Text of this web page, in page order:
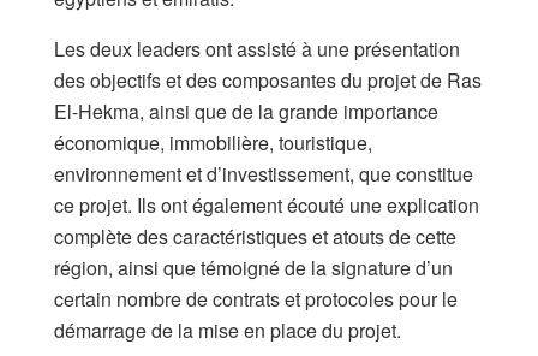
Les deux leaders ont assisté à une présentation
des objectifs et des composantes du projet de Ras
El-Hekma, ainsi que de la grande importance
économique, immobilière, touristique,
environnement et d’investissement, que constitue
ce projet. Ils ont également écouté une explication
complète des caractéristiques et atouts de cette
région, ainsi que témoigné de la signature d’un
certain nombre de contrats et protocoles pour le
démarrage de la mise en place du projet.